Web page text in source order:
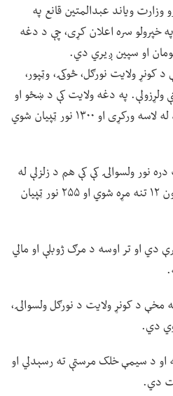
وزارت ویاند عبدالمتین قانع په
خپرولو سره اعلان کړی، چې د دغه
او سپین ږیري دي.
تېره شپه کابو ۱۲ بجې د کونړ ولایت نورګل، څوکۍ، وټپور،
ولړزولې. په دغه ولایت کې د ښځو او
ماشومانو په ګډون ۶۱۰ تنو ژوند له لاسه ورکړی او ۱۳۰۰ نور ټپیان شوي
نور ولسوالۍ کې کې هم د زلزلې له
امله د ښځو او ماشومانو په ګډون ۱۲ تنه مړه شوي او ۲۵۵ نور ټپیان
دي او تر اوسه د مرګ ژوبلې او مالي
مخې د کونړ ولایت د نورګل ولسوالۍ،
دي.
او د سیمې خلک مرستې ته رسېدلي او
دي.